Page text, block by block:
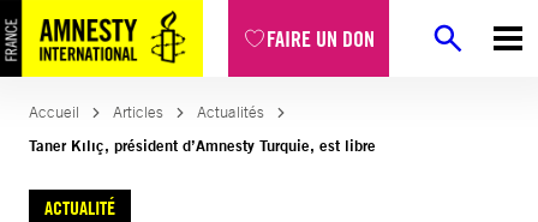
FAIRE UN DON
Aller
au
contenu
Accueil Articles
Actualités
Taner Kılıç, président d’Amnesty Turquie, est libre
ACTUALITÉ